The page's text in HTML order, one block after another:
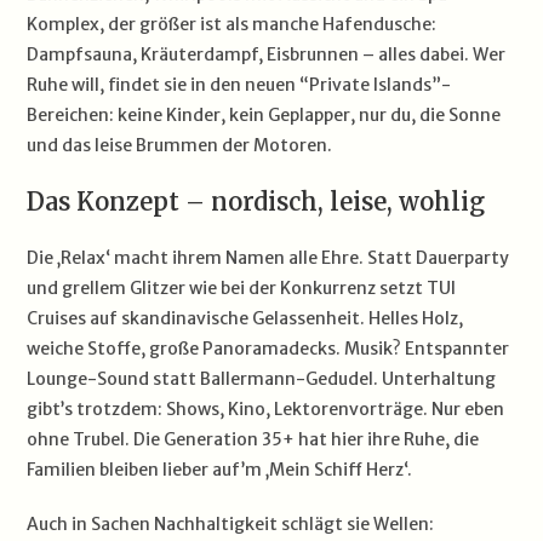
Komplex, der größer ist als manche Hafendusche:
Dampfsauna, Kräuterdampf, Eisbrunnen – alles dabei. Wer
Ruhe will, findet sie in den neuen “Private Islands”-
Bereichen: keine Kinder, kein Geplapper, nur du, die Sonne
und das leise Brummen der Motoren.
Das Konzept – nordisch, leise, wohlig
Die ‚Relax‘ macht ihrem Namen alle Ehre. Statt Dauerparty
und grellem Glitzer wie bei der Konkurrenz setzt TUI
Cruises auf skandinavische Gelassenheit. Helles Holz,
weiche Stoffe, große Panoramadecks. Musik? Entspannter
Lounge-Sound statt Ballermann-Gedudel. Unterhaltung
gibt’s trotzdem: Shows, Kino, Lektorenvorträge. Nur eben
ohne Trubel. Die Generation 35+ hat hier ihre Ruhe, die
Familien bleiben lieber auf’m ‚Mein Schiff Herz‘.
Auch in Sachen Nachhaltigkeit schlägt sie Wellen: